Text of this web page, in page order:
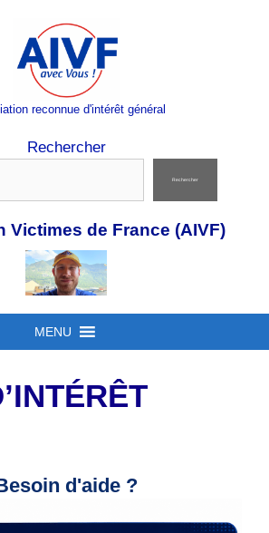
reconnue d'intérêt général
Rechercher
Rechercher
Victimes de France (AIVF)
MENU
d'aide ?